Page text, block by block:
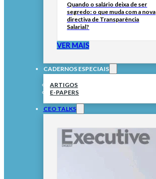
Quando o salário deixa de ser
segredo: o que muda com a nova
directiva de Transparência
Salarial?
VER MAIS
CADERNOS ESPECIAIS
ARTIGOS
E-PAPERS
CEO TALKS